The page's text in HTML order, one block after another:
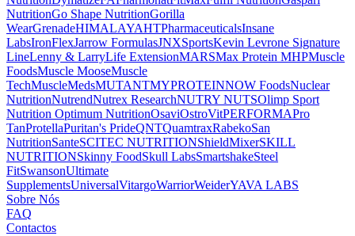
NutritionGo Shape NutritionGorilla
WearGrenadeHIMALAYAHTPharmaceuticalsInsane
LabsIronFlexJarrow FormulasJNXSportsKevin Levrone Signature
LineLenny & LarryLife ExtensionMARSMax Protein MHPMuscle
FoodsMuscle MooseMuscle
TechMuscleMedsMUTANTMYPROTEINNOW FoodsNuclear
NutritionNutrendNutrex ResearchNUTRY NUTSOlimp Sport
Nutrition Optimum NutritionOsaviOstroVitPERFORMAPro
TanProtellaPuritan's PrideQNTQuamtraxRabekoSan
NutritionSanteSCITEC NUTRITIONShieldMixerSKILL
NUTRITIONSkinny FoodSkull LabsSmartshakeSteel
FitSwansonUltimate
SupplementsUniversalVitargoWarriorWeiderYAVA LABS
Sobre Nós
FAQ
Contactos